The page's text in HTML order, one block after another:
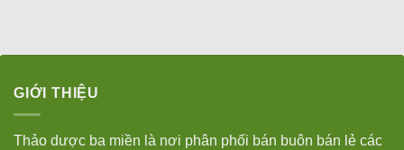
GIỚI THIỆU
Thảo dược ba miền là nơi phân phối bán buôn bán lẻ các